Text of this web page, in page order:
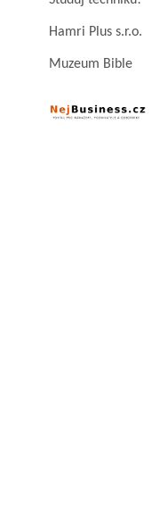
Hamri Plus s.r.o.
Muzeum Bible